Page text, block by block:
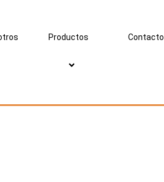
Productos Contacto